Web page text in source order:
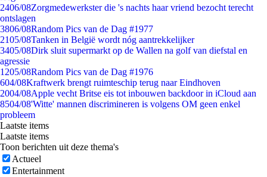
2406/08Zorgmedewerkster die 's nachts haar vriend bezocht terecht
ontslagen
3806/08Random Pics van de Dag #1977
2105/08Tanken in België wordt nóg aantrekkelijker
3405/08Dirk sluit supermarkt op de Wallen na golf van diefstal en
agressie
1205/08Random Pics van de Dag #1976
604/08Kraftwerk brengt ruimteschip terug naar Eindhoven
2004/08Apple vecht Britse eis tot inbouwen backdoor in iCloud aan
8504/08'Witte' mannen discrimineren is volgens OM geen enkel
probleem
Laatste items
Laatste items
Toon berichten uit deze thema's
Actueel
Entertainment